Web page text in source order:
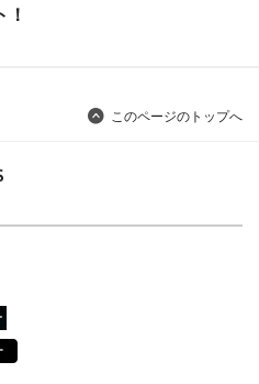
このページのトップへ